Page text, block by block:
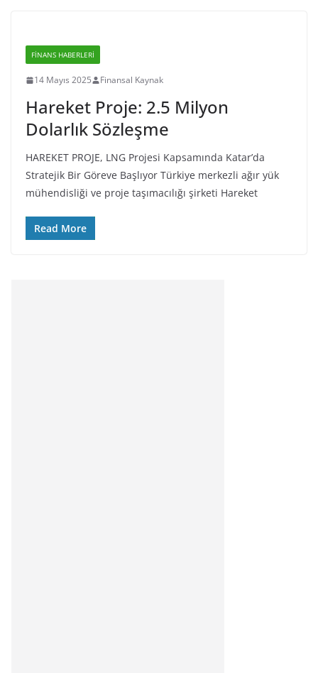
FINANS HABERLERI
14 Mayıs 2025 Finansal Kaynak
Hareket Proje: 2.5 Milyon
Dolarlık Sözleşme
HAREKET PROJE, LNG Projesi Kapsamında Katar’da
Stratejik Bir Göreve Başlıyor Türkiye merkezli ağır yük
mühendisliği ve proje taşımacılığı şirketi Hareket
Read More